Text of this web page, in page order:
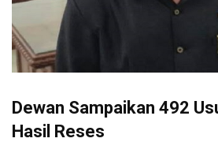
Dewan Sampaikan 492
Hasil Reses